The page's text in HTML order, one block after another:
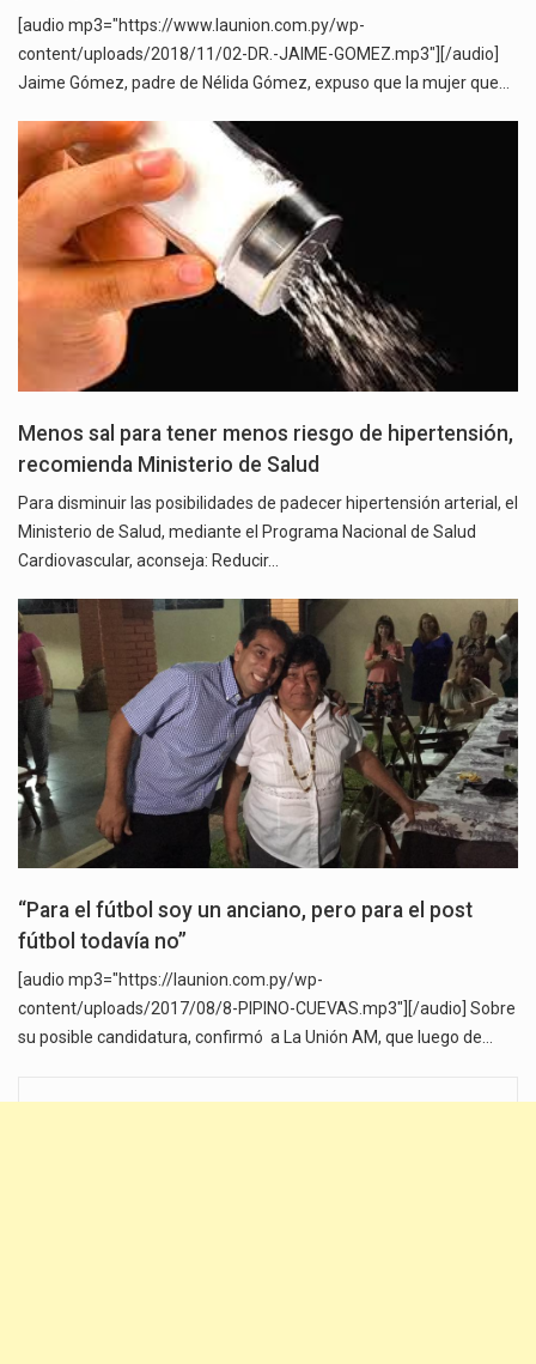
[audio mp3="https://www.launion.com.py/wp-
content/uploads/2018/11/02-DR.-JAIME-GOMEZ.mp3"][/audio]
Jaime Gómez, padre de Nélida Gómez, expuso que la mujer que…
Menos sal para tener menos riesgo de hipertensión,
recomienda Ministerio de Salud
Para disminuir las posibilidades de padecer hipertensión arterial, el
Ministerio de Salud, mediante el Programa Nacional de Salud
Cardiovascular, aconseja: Reducir…
“Para el fútbol soy un anciano, pero para el post
fútbol todavía no”
[audio mp3="https://launion.com.py/wp-
content/uploads/2017/08/8-PIPINO-CUEVAS.mp3"][/audio] Sobre
su posible candidatura, confirmó a La Unión AM, que luego de…